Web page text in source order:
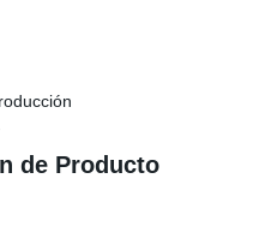
de Producto